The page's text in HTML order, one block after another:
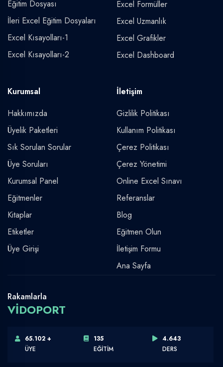
Eğitim Dosyası
İleri Excel Eğitim Dosyaları
Excel Kısayolları-1
Excel Kısayolları-2
Excel Formüller
Excel Uzmanlık
Excel Grafikler
Excel Dashboard
Kurumsal
Hakkımızda
Üyelik Paketleri
Sık Sorulan Sorular
Üye Soruları
Kurumsal Panel
Eğitmenler
Kitaplar
Etiketler
Üye Girişi
İletişim
Gizlilik Politikası
Kullanım Politikası
Çerez Politikası
Çerez Yönetimi
Online Excel Sınavı
Referanslar
Blog
Eğitmen Olun
İletişim Formu
Ana Sayfa
Rakamlarla
VİDOPORT
65.102 +
ÜYE
135
EĞİTİM
4.643
DERS